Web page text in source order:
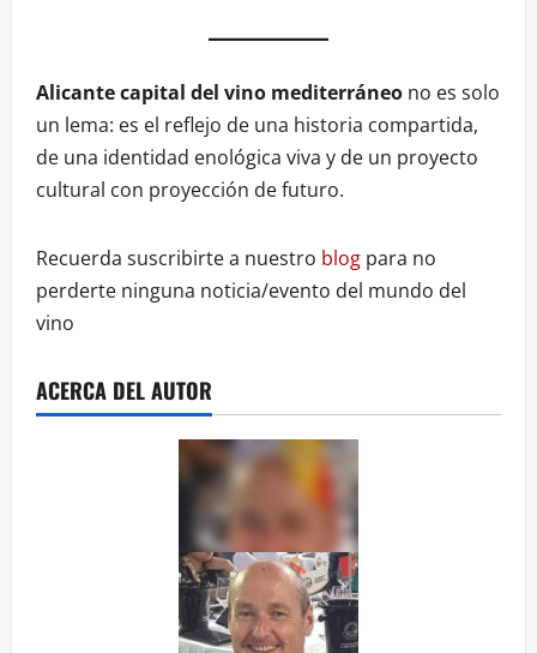
Alicante capital del vino mediterráneo no es solo
un lema: es el reflejo de una historia compartida,
de una identidad enológica viva y de un proyecto
cultural con proyección de futuro.
Recuerda suscribirte a nuestro blog para no
perderte ninguna noticia/evento del mundo del
vino
ACERCA DEL AUTOR